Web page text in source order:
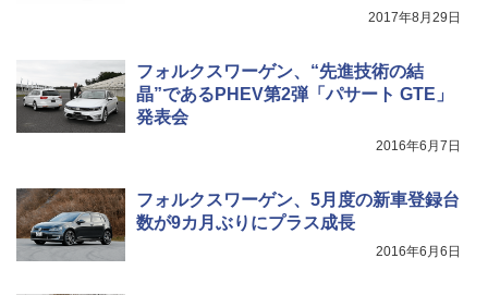
2017年8月29日
フォルクスワーゲン、“先進技術の結
晶”であるPHEV第2弾「パサート GTE」
発表会
2016年6月7日
フォルクスワーゲン、5月度の新車登録台
数が9カ月ぶりにプラス成長
2016年6月6日